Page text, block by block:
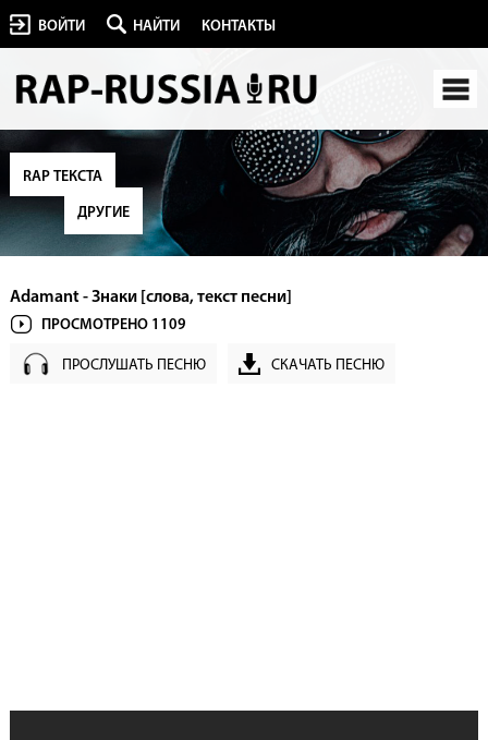
ВОЙТИ НАЙТИ КОНТАКТЫ
RAP ТЕКСТА
ДРУГИЕ
Adamant - Знаки [слова, текст песни]
ПРОСМОТРЕНО 1109
ПРОСЛУШАТЬ ПЕСНЮ СКАЧАТЬ ПЕСНЮ